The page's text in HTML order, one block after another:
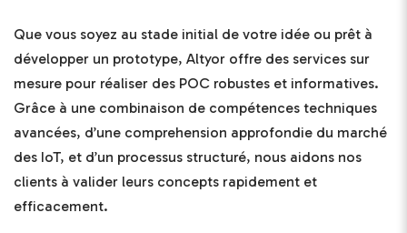
Que vous soyez au stade initial de votre idée ou prêt à
développer un prototype, Altyor offre des services sur
mesure pour réaliser des POC robustes et informatives.
Grâce à une combinaison de compétences techniques
avancées, d’une comprehension approfondie du marché
des IoT, et d’un processus structuré, nous aidons nos
clients à valider leurs concepts rapidement et
efficacement.